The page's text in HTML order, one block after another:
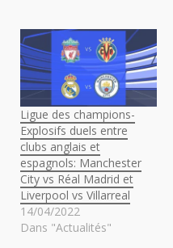
Ligue des champions-
Explosifs duels entre
clubs anglais et
espagnols: Manchester
City vs Réal Madrid et
Liverpool vs Villarreal
14/04/2022
Dans "Actualités"